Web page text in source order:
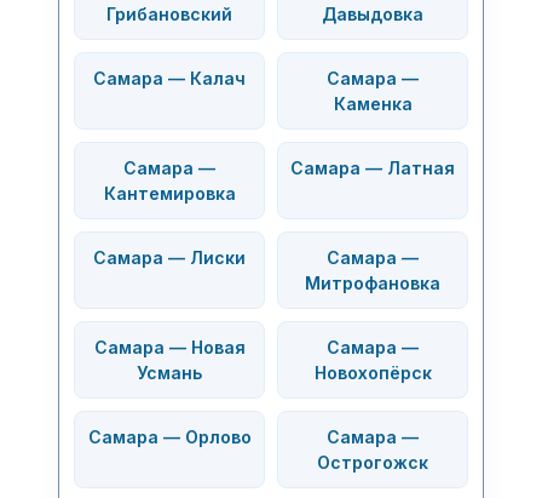
Грибановский
Давыдовка
Самара — Калач
Самара —
Каменка
Самара —
Кантемировка
Самара — Латная
Самара — Лиски
Самара —
Митрофановка
Самара — Новая
Усмань
Самара —
Новохопёрск
Самара — Орлово
Самара —
Острогожск